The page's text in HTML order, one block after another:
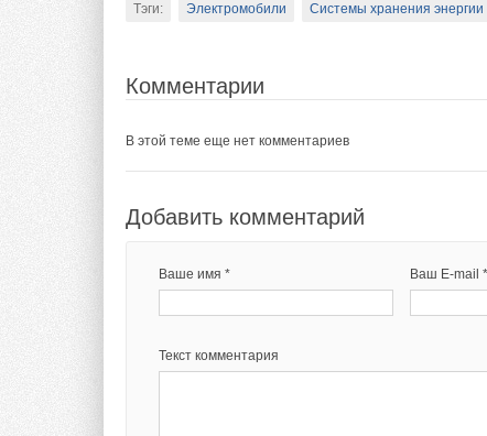
Тэги: Электромобили Системы хранения энергии
Комментарии
В этой теме еще нет комментариев
Добавить комментарий
Ваше имя * Ваш E-mail *
Текст комментария